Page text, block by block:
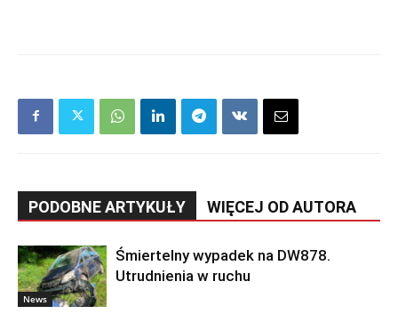
PODOBNE ARTYKUŁY WIĘCEJ OD AUTORA
News
Śmiertelny wypadek na DW878.
Utrudnienia w ruchu